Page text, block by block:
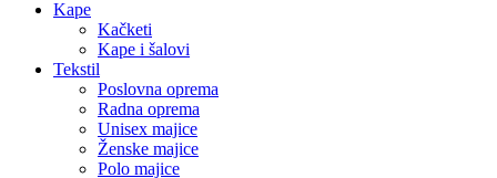
Kape
Kačketi
Kape i šalovi
Tekstil
Poslovna oprema
Radna oprema
Unisex majice
Ženske majice
Polo majice